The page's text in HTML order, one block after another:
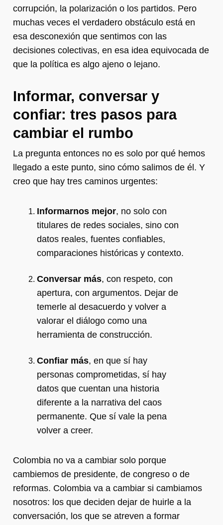
corrupción, la polarización o los partidos. Pero
muchas veces el verdadero obstáculo está en
esa desconexión que sentimos con las
decisiones colectivas, en esa idea equivocada de
que la política es algo ajeno o lejano.
Informar, conversar y
confiar: tres pasos para
cambiar el rumbo
La pregunta entonces no es solo por qué hemos
llegado a este punto, sino cómo salimos de él. Y
creo que hay tres caminos urgentes:
Informarnos mejor, no solo con
titulares de redes sociales, sino con
datos reales, fuentes confiables,
comparaciones históricas y contexto.
Conversar más, con respeto, con
apertura, con argumentos. Dejar de
temerle al desacuerdo y volver a
valorar el diálogo como una
herramienta de construcción.
Confiar más, en que sí hay
personas comprometidas, sí hay
datos que cuentan una historia
diferente a la narrativa del caos
permanente. Que sí vale la pena
volver a creer.
Colombia no va a cambiar solo porque
cambiemos de presidente, de congreso o de
reformas. Colombia va a cambiar si cambiamos
nosotros: los que deciden dejar de huirle a la
conversación, los que se atreven a formar